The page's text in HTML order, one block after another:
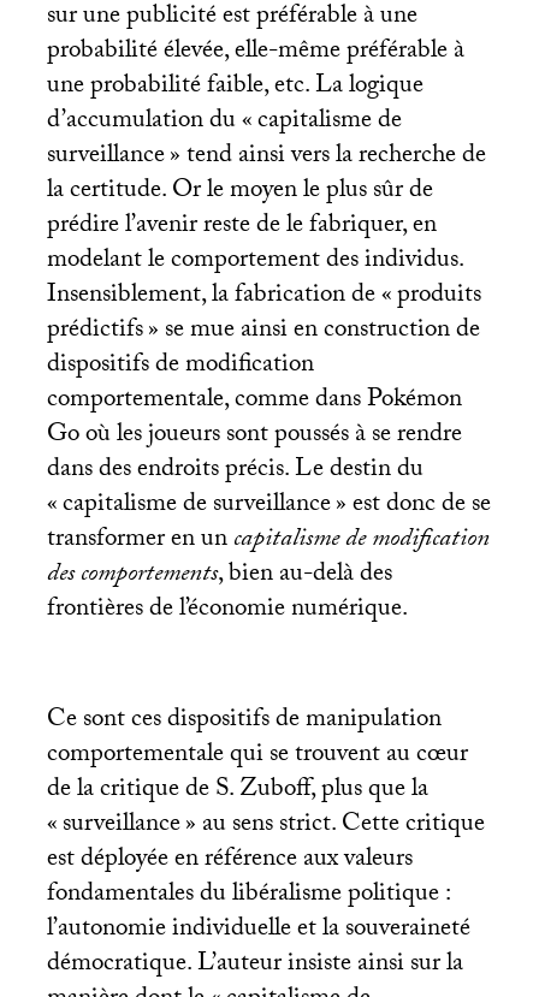
sur une publicité est préférable à une
probabilité élevée, elle-même préférable à
une probabilité faible, etc. La logique
d’accumulation du «capitalisme de
surveillance» tend ainsi vers la recherche de
la certitude. Or le moyen le plus sûr de
prédire l’avenir reste de le fabriquer, en
modelant le comportement des individus.
Insensiblement, la fabrication de «produits
prédictifs» se mue ainsi en construction de
dispositifs de modification
comportementale, comme dans Pokémon
Go où les joueurs sont poussés à se rendre
dans des endroits précis. Le destin du
«capitalisme de surveillance» est donc de se
transformer en uncapitalisme de modification
des comportements, bien au-delà des
frontières de l’économie numérique.
Ce sont ces dispositifs de manipulation
comportementale qui se trouvent au cœur
de la critique de S. Zuboff, plus que la
«surveillance» au sens strict. Cette critique
est déployée en référence aux valeurs
fondamentales du libéralisme politique :
l’autonomie individuelle et la souveraineté
démocratique. L’auteur insiste ainsi sur la